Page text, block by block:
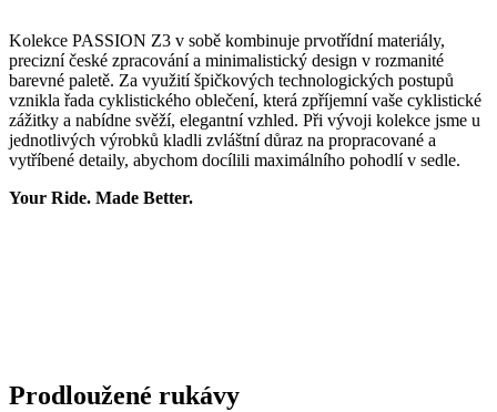
Kolekce PASSION Z3 v sobě kombinuje prvotřídní materiály,
precizní české zpracování a minimalistický design v rozmanité
barevné paletě. Za využití špičkových technologických postupů
vznikla řada cyklistického oblečení, která zpříjemní vaše cyklistické
zážitky a nabídne svěží, elegantní vzhled. Při vývoji kolekce jsme u
jednotlivých výrobků kladli zvláštní důraz na propracované a
vytříbené detaily, abychom docílili maximálního pohodlí v sedle.
Your Ride. Made Better.
Prodloužené rukávy